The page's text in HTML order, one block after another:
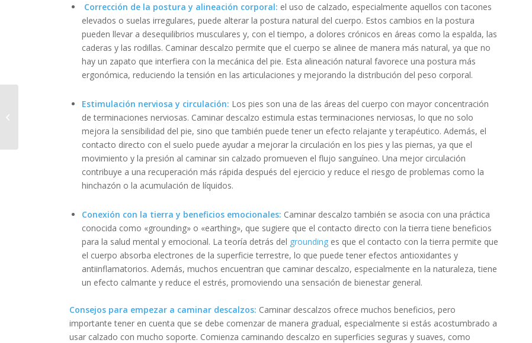
Corrección de la postura y alineación corporal: el uso de calzado, especialmente aquellos con tacones
elevados o suelas irregulares, puede alterar la postura natural del cuerpo. Estos cambios en la postura
pueden llevar a desequilibrios musculares y, con el tiempo, a dolores crónicos en áreas como la espalda, las
caderas y las rodillas. Caminar descalzo permite que el cuerpo se alinee de manera más natural, ya que no
hay un zapato que interfiera con la mecánica del pie. Esta alineación natural favorece una postura más
ergonómica, reduciendo la tensión en las articulaciones y mejorando la distribución del peso corporal.
Estimulación nerviosa y circulación: Los pies son una de las áreas del cuerpo con mayor concentración
de terminaciones nerviosas. Caminar descalzo estimula estas terminaciones nerviosas, lo que no solo
mejora la sensibilidad del pie, sino que también puede tener un efecto relajante y terapéutico. Además, el
contacto directo con el suelo puede ayudar a mejorar la circulación en los pies y las piernas, ya que el
movimiento y la presión al caminar sin calzado promueven el flujo sanguíneo. Una mejor circulación
contribuye a una recuperación más rápida después del ejercicio y reduce el riesgo de problemas como la
hinchazón o la acumulación de líquidos.
Conexión con la tierra y beneficios emocionales: Caminar descalzo también se asocia con una práctica
conocida como «grounding» o «earthing», que sugiere que el contacto directo con la tierra tiene beneficios
para la salud mental y emocional. La teoría detrás del grounding es que el contacto con la tierra permite que
el cuerpo absorba electrones de la superficie terrestre, lo que puede tener efectos antioxidantes y
antiinflamatorios. Además, muchos encuentran que caminar descalzo, especialmente en la naturaleza, tiene
un efecto calmante y reduce el estrés, promoviendo una sensación de bienestar general.
Consejos para empezar a caminar descalzos: Caminar descalzos ofrece muchos beneficios, pero
importante tener en cuenta que se debe comenzar de manera gradual, especialmente si estás acostumbrado a
usar calzado con mucho soporte. Comienza caminando descalzo en superficies seguras y suaves, como
lesión: consejos y